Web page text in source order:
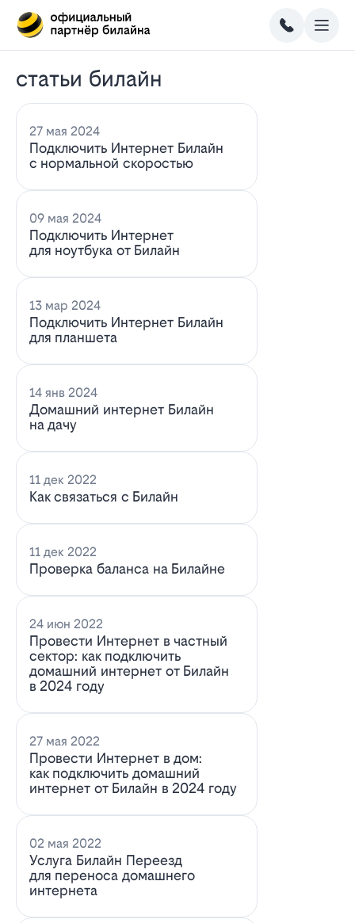
статьи билайн
27 мая 2024
Подключить Интернет Билайн
с нормальной скоростью
09 мая 2024
Подключить Интернет
для ноутбука от Билайн
13 мар 2024
Подключить Интернет Билайн
для планшета
14 янв 2024
Домашний интернет Билайн
на дачу
11 дек 2022
Как связаться с Билайн
11 дек 2022
Проверка баланса на Билайне
24 июн 2022
Провести Интернет в частный
сектор: как подключить
домашний интернет от Билайн
в 2024 году
27 мая 2022
Провести Интернет в дом:
как подключить домашний
интернет от Билайн в 2024 году
02 мая 2022
Услуга Билайн Переезд
для переноса домашнего
интернета